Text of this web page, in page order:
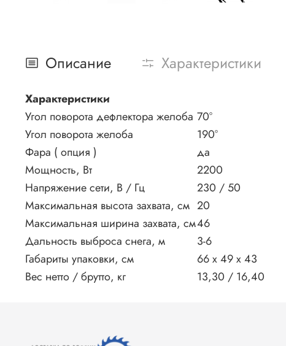
Описание Характеристики
Характеристики
Угол поворота дефлектора желоба 70°
Угол поворота желоба
190°
Фара ( опция )
да
Мощность, Вт
2200
Напряжение сети, В / Гц
230 / 50
Максимальная высота захвата, см 20
Максимальная ширина захвата, см46
Дальность выброса снега, м
3-6
Габариты упаковки, см
66 x 49 x 43
Вес нетто / брутто, кг
13,30 / 16,40